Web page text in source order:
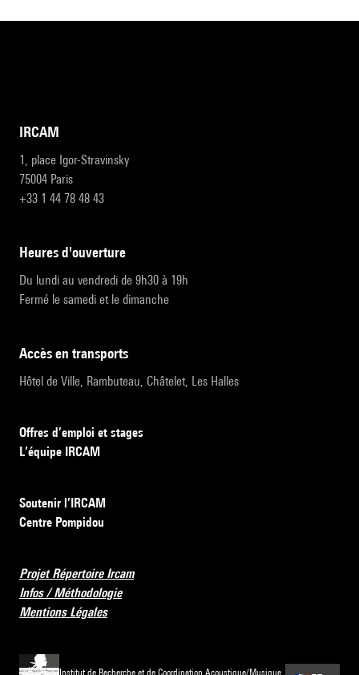
IRCAM
1, place Igor-Stravinsky
75004 Paris
+33 1 44 78 48 43
heures d'ouverture
Du lundi au vendredi de 9h30 à 19h
Fermé le samedi et le dimanche
accès en transports
Hôtel de Ville, Rambuteau, Châtelet, Les Halles
Offres d’emploi et stages
L’équipe IRCAM
Soutenir l’IRCAM
Centre Pompidou
Projet Répertoire Ircam
Infos / Méthodologie
Mentions Légales
Institut de Recherche et de Coordination Acoustique/Musique